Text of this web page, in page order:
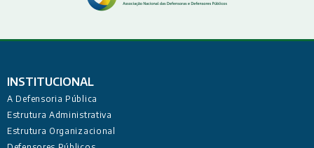
INSTITUCIONAL
A Defensoria Pública
Estrutura Administrativa
Estrutura Organizacional